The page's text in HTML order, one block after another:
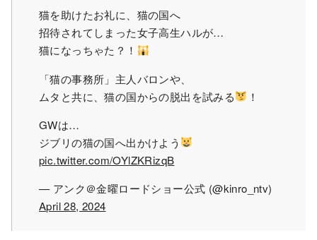
猫を助けたお礼に、猫の国へ
招待されてしまった女子高生ハルが…
猫になっちゃた？！
「猫の事務所」主人バロンや、
ムタと共に、猫の国からの脱出を試みる
！
GWは…
ジブリの猫の国へ出かけよう
pic.twitter.com/OYlZKRizqB
— アンク＠金曜ロードショー公式 (@kinro_ntv)
April 28, 2024